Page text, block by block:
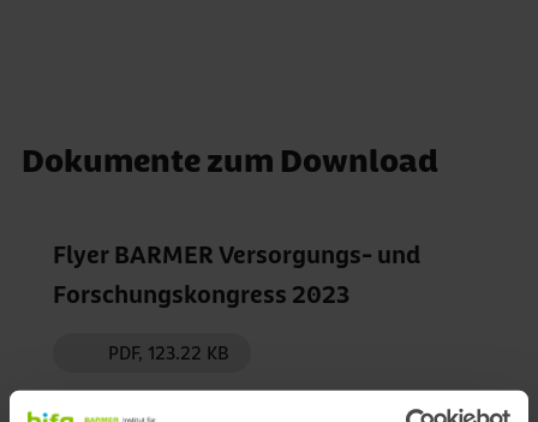
Dokumente zum Download
Flyer BARMER Versorgungs- und
Forschungskongress 2023
PDF, 123.22 KB